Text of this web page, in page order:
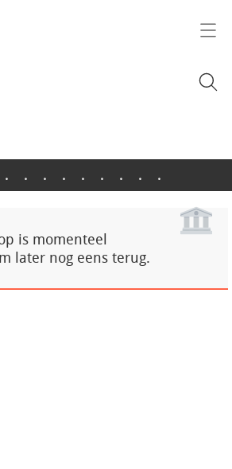
. . . . . . . . .
is momenteel
later nog eens terug.